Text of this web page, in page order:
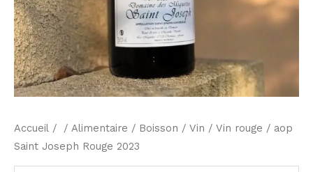
Accueil / / Alimentaire / Boisson / Vin / Vin rouge / aop
Saint Joseph Rouge 2023